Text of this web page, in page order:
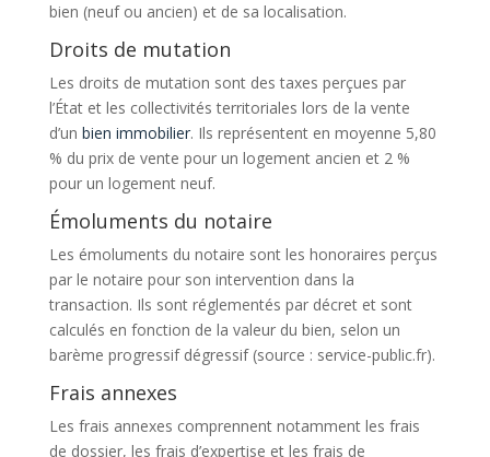
bien (neuf ou ancien) et de sa localisation.
Droits de mutation
Les droits de mutation sont des taxes perçues par
l’État et les collectivités territoriales lors de la vente
d’un bien immobilier. Ils représentent en moyenne 5,80
% du prix de vente pour un logement ancien et 2 %
pour un logement neuf.
Émoluments du notaire
Les émoluments du notaire sont les honoraires perçus
par le notaire pour son intervention dans la
transaction. Ils sont réglementés par décret et sont
calculés en fonction de la valeur du bien, selon un
barème progressif dégressif (source : service-public.fr).
Frais annexes
Les frais annexes comprennent notamment les frais
de dossier, les frais d’expertise et les frais de